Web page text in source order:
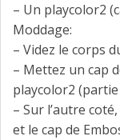
– Un playcolor2
Moddage:
– Videz le corps
– Mettez un cap
playcolor2 (partie
– Sur l’autre
et le cap de